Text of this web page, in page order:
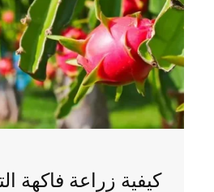
كيفية زراعة فاكهة